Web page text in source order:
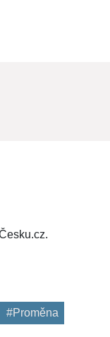
#Proměna